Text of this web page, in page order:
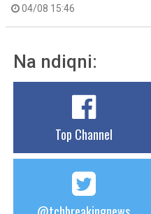
04/08 15:46
Na ndiqni:
Top Channel